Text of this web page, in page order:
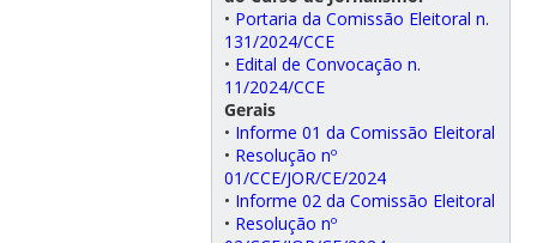
• Portaria da Comissão Eleitoral n.
131/2024/CCE
• Edital de Convocação n.
11/2024/CCE
Gerais
• Informe 01 da Comissão Eleitoral
• Resolução nº
01/CCE/JOR/CE/2024
• Informe 02 da Comissão Eleitoral
• Resolução nº